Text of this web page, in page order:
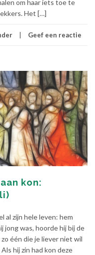
om haar iets toe te
Het […]
Geef een reactie
kon:
al zijn hele leven: hem
jong was, hoorde hij bij de
één die je liever niet wil
hij zin had kon deze